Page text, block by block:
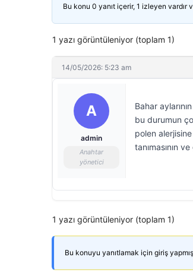
Bu konu 0 yanıt içerir, 1 izleyen vardır
1 yazı görüntüleniyor (toplam 1)
14/05/2026: 5:23 am
A
admin
Anahtar
yönetici
Bahar
bu durumun
polen
tanımasının
1 yazı görüntüleniyor (toplam 1)
Bu konuyu yanıtlamak için giriş yapmış